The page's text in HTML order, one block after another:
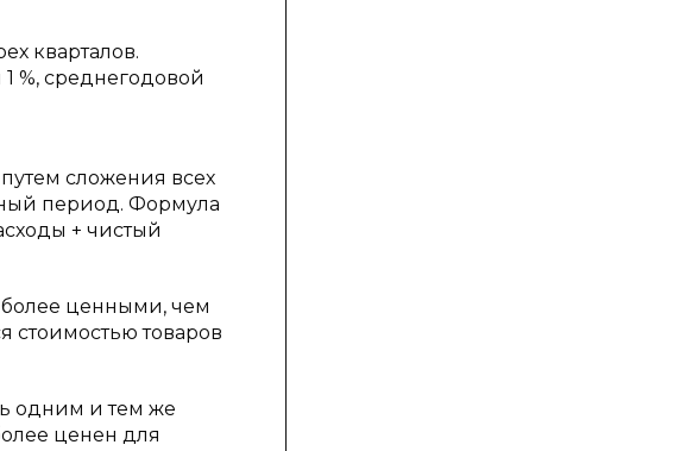
кварталов.
1 %, среднегодовой
сложения всех
период. Формула
+ чистый
более ценными, чем
стоимостью товаров
одним и тем же
ценен для